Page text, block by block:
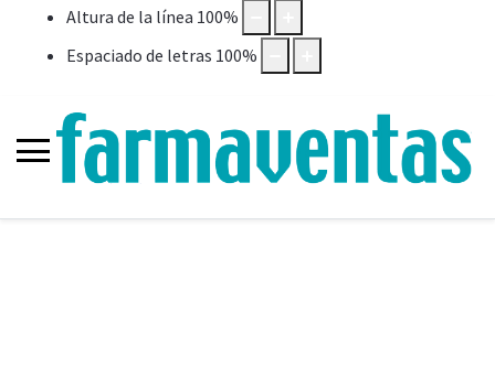
Altura de la línea 100%
Espaciado de letras 100%